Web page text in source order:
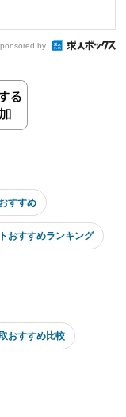
by
すすめ
おすすめランキング
おすすめ比較